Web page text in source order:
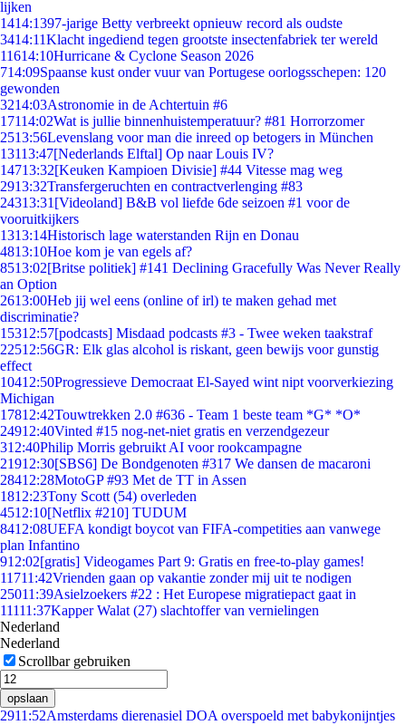
lijken
1414:1397-jarige Betty verbreekt opnieuw record als oudste
3414:11Klacht ingediend tegen grootste insectenfabriek ter wereld
11614:10Hurricane & Cyclone Season 2026
714:09Spaanse kust onder vuur van Portugese oorlogsschepen: 120
gewonden
3214:03Astronomie in de Achtertuin #6
17114:02Wat is jullie binnenhuistemperatuur? #81 Horrorzomer
2513:56Levenslang voor man die inreed op betogers in München
13113:47[Nederlands Elftal] Op naar Louis IV?
14713:32[Keuken Kampioen Divisie] #44 Vitesse mag weg
2913:32Transfergeruchten en contractverlenging #83
24313:31 [Videoland] B&B vol liefde 6de seizoen #1 voor de
vooruitkijkers
1313:14Historisch lage waterstanden Rijn en Donau
4813:10Hoe kom je van egels af?
8513:02[Britse politiek] #141 Declining Gracefully Was Never Really
an Option
2613:00Heb jij wel eens (online of irl) te maken gehad met
discriminatie?
15312:57[podcasts] Misdaad podcasts #3 - Twee weken taakstraf
22512:56GR: Elk glas alcohol is riskant, geen bewijs voor gunstig
effect
10412:50Progressieve Democraat El-Sayed wint nipt voorverkiezing
Michigan
17812:42Touwtrekken 2.0 #636 - Team 1 beste team *G* *O*
24912:40Vinted #15 nog-net-niet gratis en verzendgezeur
312:40Philip Morris gebruikt AI voor rookcampagne
21912:30[SBS6] De Bondgenoten #317 We dansen de macaroni
28412:28MotoGP #93 Met de TT in Assen
1812:23Tony Scott (54) overleden
4512:10[Netflix #210] TUDUM
8412:08UEFA kondigt boycot van FIFA-competities aan vanwege
plan Infantino
912:02[gratis] Videogames Part 9: Gratis en free-to-play games!
11711:42Vrienden gaan op vakantie zonder mij uit te nodigen
25011:39Asielzoekers #22 : Het Europese migratiepact gaat in
11111:37Kapper Walat (27) slachtoffer van vernielingen
Nederland
Nederland
Scrollbar gebruiken
opslaan
2911:52Amsterdams dierenasiel DOA overspoeld met babykonijntjes